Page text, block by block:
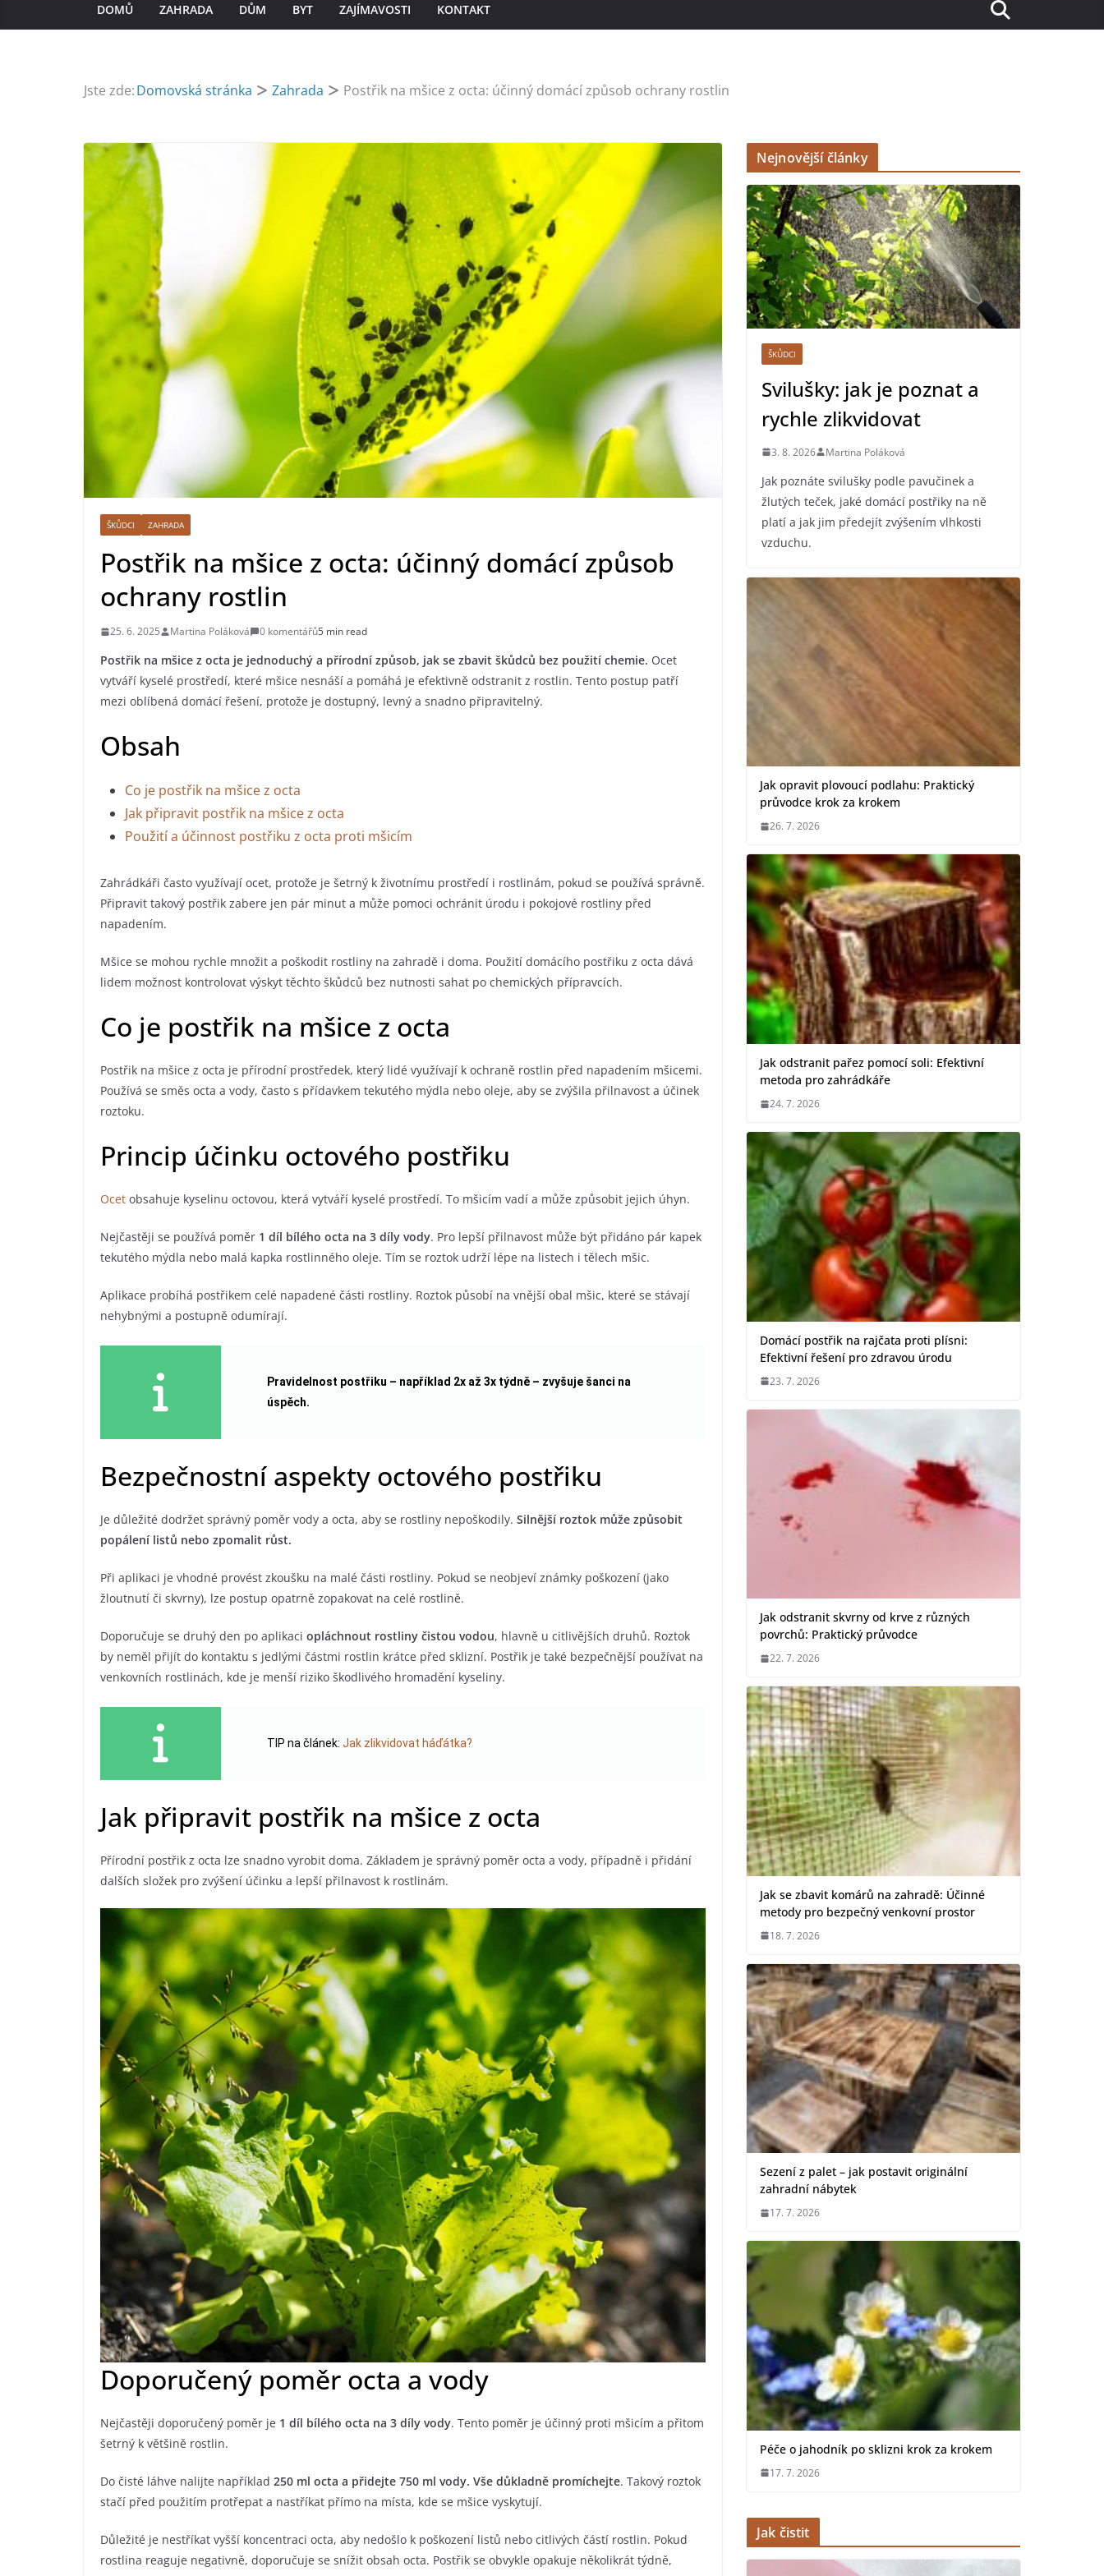
DOMŮ ZAHRADA DŮM BYT ZAJÍMAVOSTI KONTAKT
Jste zde:Domovská stránka Zahrada Postřik na mšice z octa: účinný domácí způsob ochrany rostlin
ŠKŮDCI ZAHRADA
Postřik na mšice z octa: účinný domácí způsob
ochrany rostlin
25. 6. 2025 Martina Poláková 0 komentářů5 min read
Postřik na mšice z octa je jednoduchý a přírodní způsob, jak se zbavit škůdců bez použití chemie. Ocet
vytváří kyselé prostředí, které mšice nesnáší a pomáhá je efektivně odstranit z rostlin. Tento postup patří
mezi oblíbená domácí řešení, protože je dostupný, levný a snadno připravitelný.
Obsah
Co je postřik na mšice z octa
Jak připravit postřik na mšice z octa
Použití a účinnost postřiku z octa proti mšicím
Zahrádkáři často využívají ocet, protože je šetrný k životnímu prostředí i rostlinám, pokud se používá správně.
Připravit takový postřik zabere jen pár minut a může pomoci ochránit úrodu i pokojové rostliny před
napadením.
Mšice se mohou rychle množit a poškodit rostliny na zahradě i doma. Použití domácího postřiku z octa dává
lidem možnost kontrolovat výskyt těchto škůdců bez nutnosti sahat po chemických přípravcích.
Co je postřik na mšice z octa
Postřik na mšice z octa je přírodní prostředek, který lidé využívají k ochraně rostlin před napadením mšicemi.
Používá se směs octa a vody, často s přídavkem tekutého mýdla nebo oleje, aby se zvýšila přilnavost a účinek
roztoku.
Princip účinku octového postřiku
Ocet obsahuje kyselinu octovou, která vytváří kyselé prostředí. To mšicím vadí a může způsobit jejich úhyn.
Nejčastěji se používá poměr 1 díl bílého octa na 3 díly vody. Pro lepší přilnavost může být přidáno pár kapek
tekutého mýdla nebo malá kapka rostlinného oleje. Tím se roztok udrží lépe na listech i tělech mšic.
Aplikace probíhá postřikem celé napadené části rostliny. Roztok působí na vnější obal mšic, které se stávají
nehybnými a postupně odumírají.
Pravidelnost postřiku – například 2x až 3x týdně – zvyšuje šanci na
úspěch.
Bezpečnostní aspekty octového postřiku
Je důležité dodržet správný poměr vody a octa, aby se rostliny nepoškodily. Silnější roztok může způsobit
popálení listů nebo zpomalit růst.
Při aplikaci je vhodné provést zkoušku na malé části rostliny. Pokud se neobjeví známky poškození (jako
žloutnutí či skvrny), lze postup opatrně zopakovat na celé rostlině.
Doporučuje se druhý den po aplikaci opláchnout rostliny čistou vodou, hlavně u citlivějších druhů. Roztok
by neměl přijít do kontaktu s jedlými částmi rostlin krátce před sklizní. Postřik je také bezpečnější používat na
venkovních rostlinách, kde je menší riziko škodlivého hromadění kyseliny.
TIP na článek:Jak zlikvidovat háďátka?
Jak připravit postřik na mšice z octa
Přírodní postřik z octa lze snadno vyrobit doma. Základem je správný poměr octa a vody, případně i přidání
dalších složek pro zvýšení účinku a lepší přilnavost k rostlinám.
Doporučený poměr octa a vody
Nejčastěji doporučený poměr je 1 díl bílého octa na 3 díly vody. Tento poměr je účinný proti mšicím a přitom
šetrný k většině rostlin.
Do čisté láhve nalijte například 250 ml octa a přidejte 750 ml vody. Vše důkladně promíchejte. Takový roztok
stačí před použitím protřepat a nastříkat přímo na místa, kde se mšice vyskytují.
Důležité je nestříkat vyšší koncentraci octa, aby nedošlo k poškození listů nebo citlivých částí rostlin. Pokud
rostlina reaguje negativně, doporučuje se snížit obsah octa. Postřik se obvykle opakuje několikrát týdně,
Nejnovější články
ŠKŮDCI
Svilušky: jak je poznat a
rychle zlikvidovat
3. 8. 2026 Martina Poláková
Jak poznáte svilušky podle pavučinek a
žlutých teček, jaké domácí postřiky na ně
platí a jak jim předejít zvýšením vlhkosti
vzduchu.
Jak opravit plovoucí podlahu: Praktický
průvodce krok za krokem
26. 7. 2026
Jak odstranit pařez pomocí soli: Efektivní
metoda pro zahrádkáře
24. 7. 2026
Domácí postřik na rajčata proti plísni:
Efektivní řešení pro zdravou úrodu
23. 7. 2026
Jak odstranit skvrny od krve z různých
povrchů: Praktický průvodce
22. 7. 2026
Jak se zbavit komárů na zahradě: Účinné
metody pro bezpečný venkovní prostor
18. 7. 2026
Sezení z palet – jak postavit originální
zahradní nábytek
17. 7. 2026
Péče o jahodník po sklizni krok za krokem
17. 7. 2026
Jak čistit